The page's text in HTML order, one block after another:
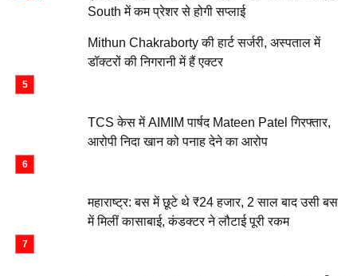
South में कम प्रेशर से होगी सप्लाई
Mithun Chakraborty की हार्ट सर्जरी, अस्पताल में
डॉक्टरों की निगरानी में हैं एक्टर
TCS केस में AIMIM पार्षद Mateen Patel गिरफ्तार,
आरोपी निदा खान को पनाह देने का आरोप
महाराष्ट्र: बस में छूटे थे ₹24 हजार, 2 साल बाद उसी बस
में मिलीं कासाबाई, कंडक्टर ने लौटाई पूरी रकम